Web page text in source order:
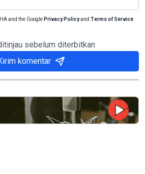
and the Google Privacy Policyand Terms of Service
sebelum diterbitkan
komentar